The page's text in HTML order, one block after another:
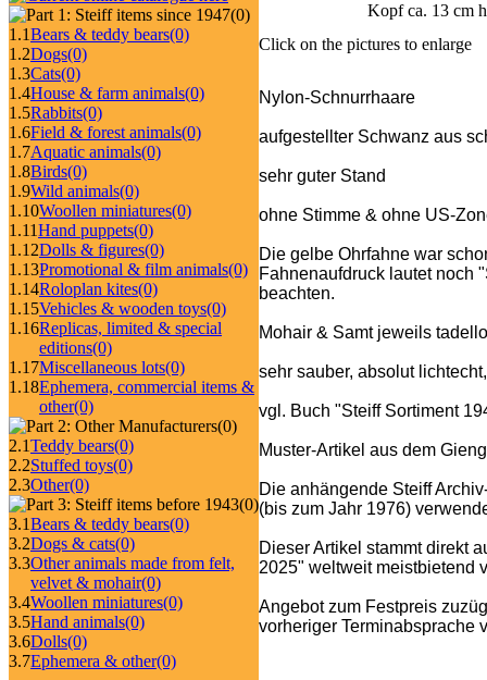
(0)
1.1Bears & teddy bears(0)
1.2Dogs(0)
1.3Cats(0)
1.4House & farm animals(0)
1.5Rabbits(0)
1.6Field & forest animals(0)
1.7Aquatic animals(0)
1.8Birds(0)
1.9Wild animals(0)
1.10Woollen miniatures(0)
1.11Hand puppets(0)
1.12Dolls & figures(0)
1.13Promotional & film animals(0)
1.14Roloplan kites(0)
1.15Vehicles & wooden toys(0)
1.16Replicas, limited & special
editions(0)
1.17Miscellaneous lots(0)
1.18Ephemera, commercial items &
other(0)
(0)
2.1Teddy bears(0)
2.2Stuffed toys(0)
2.3Other(0)
(0)
3.1Bears & teddy bears(0)
3.2Dogs & cats(0)
3.3Other animals made from felt,
velvet & mohair(0)
3.4Woollen miniatures(0)
3.5Hand animals(0)
3.6Dolls(0)
3.7Ephemera & other(0)
Kopf ca. 13 cm
Click on the pictures to enlarge
Nylon-Schnurrhaare
aufgestellter Schwanz aus
sehr guter Stand
ohne Stimme & ohne US-
Die gelbe Ohrfahne war
Fahnenaufdruck lautet noch
beachten.
Mohair & Samt jeweils
sehr sauber, absolut
vgl. Buch "Steiff Sortiment
Muster-Artikel aus dem
Die anhängende Steiff
(bis zum Jahr 1976)
Dieser Artikel stammt direkt
2025" weltweit meistbietend
Angebot zum Festpreis
vorheriger Terminabsprache